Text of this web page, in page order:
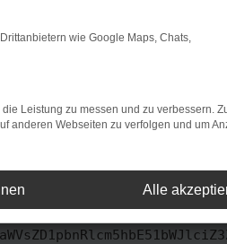
die Seite in einem anderen
Funktionen nicht mehr
Problem zu beheben. Du
wie Google Maps, Chats,
Leistung zu messen und zu verbessern.
anderen Webseiten zu verfolgen und um
Alle